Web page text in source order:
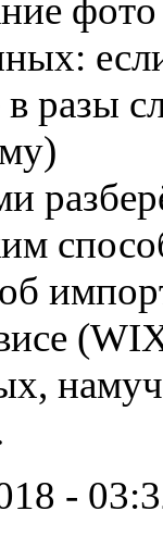
фото
в разы
-